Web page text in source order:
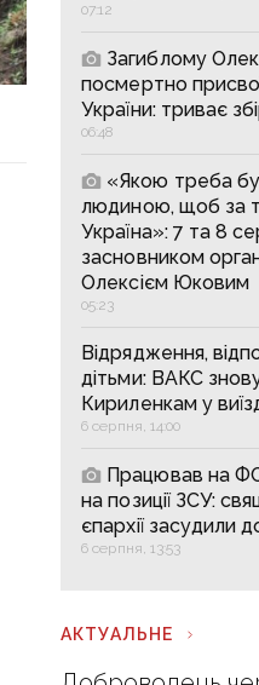
07:12
Загиблому
посмертно
України: триває
06:48
«Якою треба
людиною, щоб за
Україна»: 7 та 8
засновником
Олексієм Юковим
05:23
Відрядження,
дітьми: ВАКС
Кириленкам у
6 серпня, 14:00
Працював на
на позиції ЗСУ:
єпархії засудили
6 серпня, 13:53
АКТУАЛЬНЕ